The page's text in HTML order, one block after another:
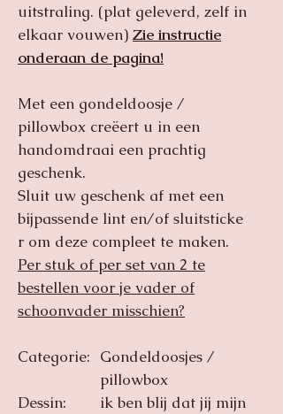
uitstraling. (plat geleverd, zelf in
elkaar vouwen) Zie instructie
onderaan de pagina!
Met een gondeldoosje /
pillowbox creëert u in een
handomdraai een prachtig
geschenk.
Sluit uw geschenk af met een
bijpassende lint en/of sluitsticke
r om deze compleet te maken.
Per stuk of per set van 2 te
bestellen voor je vader of
schoonvader misschien?
Categorie: Gondeldoosjes /
pillowbox
Dessin:
ik ben blij dat jij mijn